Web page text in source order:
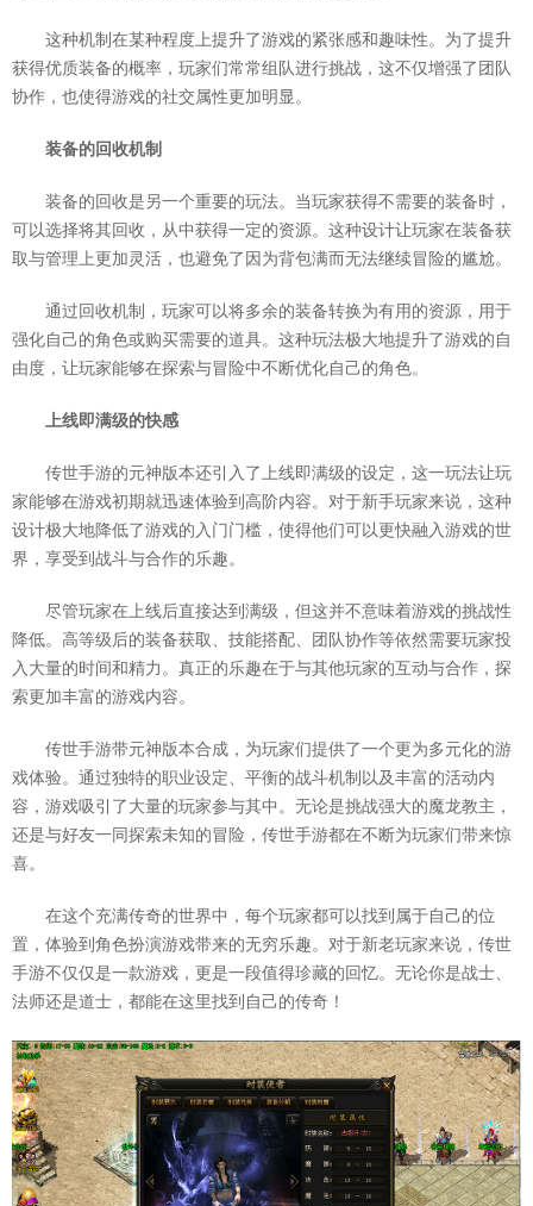
这种机制在某种程度上提升了游戏的紧张感和趣味性。为了提升
获得优质装备的概率，玩家们常常组队进行挑战，这不仅增强了团队
协作，也使得游戏的社交属性更加明显。
装备的回收机制
装备的回收是另一个重要的玩法。当玩家获得不需要的装备时，
可以选择将其回收，从中获得一定的资源。这种设计让玩家在装备获
取与管理上更加灵活，也避免了因为背包满而无法继续冒险的尴尬。
通过回收机制，玩家可以将多余的装备转换为有用的资源，用于
强化自己的角色或购买需要的道具。这种玩法极大地提升了游戏的自
由度，让玩家能够在探索与冒险中不断优化自己的角色。
上线即满级的快感
传世手游的元神版本还引入了上线即满级的设定，这一玩法让玩
家能够在游戏初期就迅速体验到高阶内容。对于新手玩家来说，这种
设计极大地降低了游戏的入门门槛，使得他们可以更快融入游戏的世
界，享受到战斗与合作的乐趣。
尽管玩家在上线后直接达到满级，但这并不意味着游戏的挑战性
降低。高等级后的装备获取、技能搭配、团队协作等依然需要玩家投
入大量的时间和精力。真正的乐趣在于与其他玩家的互动与合作，探
索更加丰富的游戏内容。
传世手游带元神版本合成，为玩家们提供了一个更为多元化的游
戏体验。通过独特的职业设定、平衡的战斗机制以及丰富的活动内
容，游戏吸引了大量的玩家参与其中。无论是挑战强大的魔龙教主，
还是与好友一同探索未知的冒险，传世手游都在不断为玩家们带来惊
喜。
在这个充满传奇的世界中，每个玩家都可以找到属于自己的位
置，体验到角色扮演游戏带来的无穷乐趣。对于新老玩家来说，传世
手游不仅仅是一款游戏，更是一段值得珍藏的回忆。无论你是战士、
法师还是道士，都能在这里找到自己的传奇！